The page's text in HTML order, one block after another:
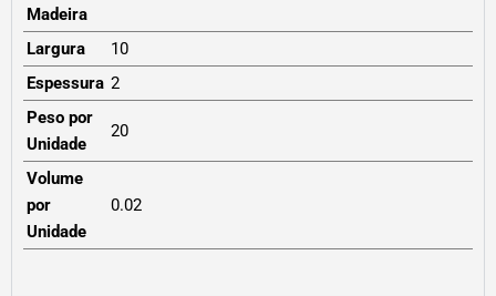
Madeira
Largura
10
Espessura 2
Peso por
Unidade
20
Volume
por
Unidade
0.02